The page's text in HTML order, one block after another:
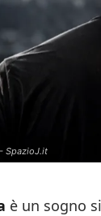
SpazioJ.it
è un sogno